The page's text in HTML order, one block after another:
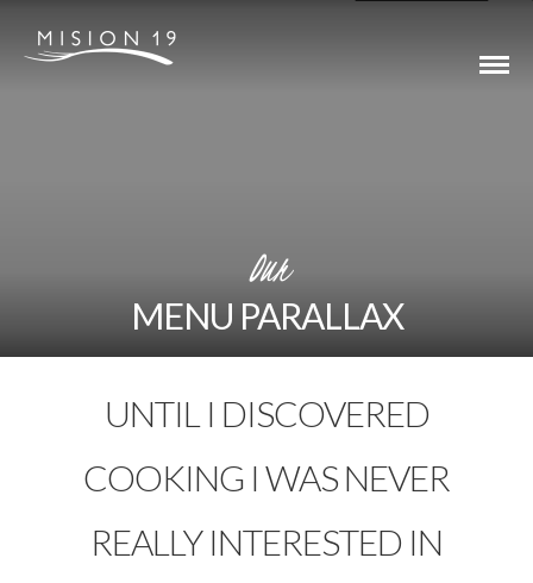
Our
MENU PARALLAX
UNTIL I DISCOVERED
COOKING I WAS NEVER
REALLY INTERESTED IN